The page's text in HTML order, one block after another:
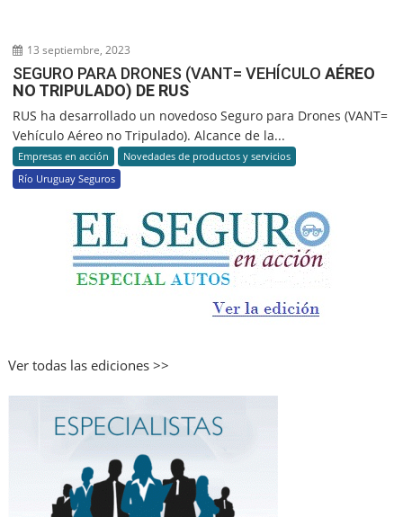
13 septiembre, 2023
SEGURO PARA DRONES (VANT= VEHÍCULOAÉREO
NO TRIPULADO) DE RUS
RUS ha desarrollado un novedoso Seguro para Drones (VANT=
Vehículo Aéreo no Tripulado). Alcance de la...
Empresas en acción
Novedades de productos y servicios
Río Uruguay Seguros
Ver todas las ediciones >>